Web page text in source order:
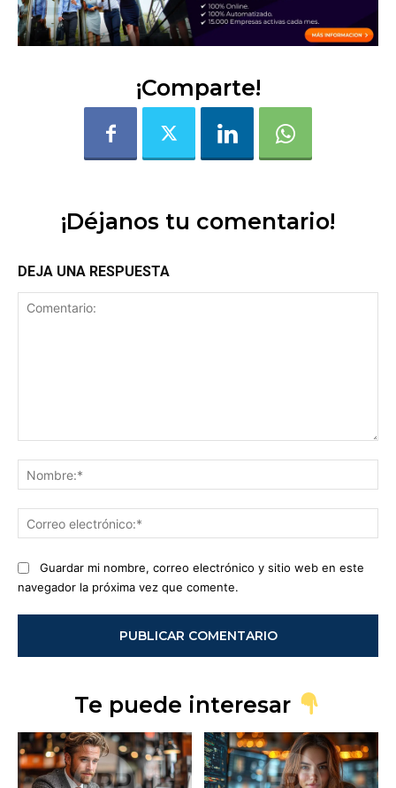
¡Comparte!
¡Déjanos tu comentario!
DEJA UNA RESPUESTA
Guardar mi nombre, correo electrónico y sitio web en este
navegador la próxima vez que comente.
Te puede interesar